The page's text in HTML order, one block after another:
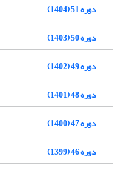
دوره 51 (1404)
دوره 50 (1403)
دوره 49 (1402)
دوره 48 (1401)
دوره 47 (1400)
دوره 46 (1399)